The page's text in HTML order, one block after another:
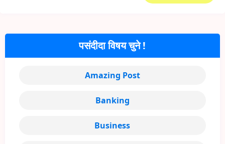
पसंदीदा विषय चुने !
Amazing Post
Banking
Business